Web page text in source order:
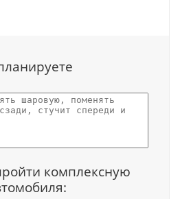
комплексную